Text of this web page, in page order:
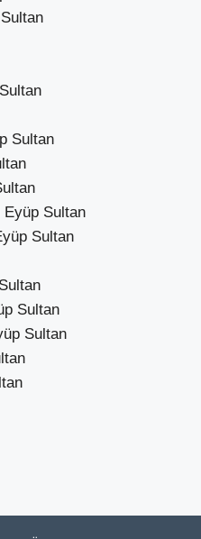
Sultan
Sultan
Sultan
Sultan
Sultan